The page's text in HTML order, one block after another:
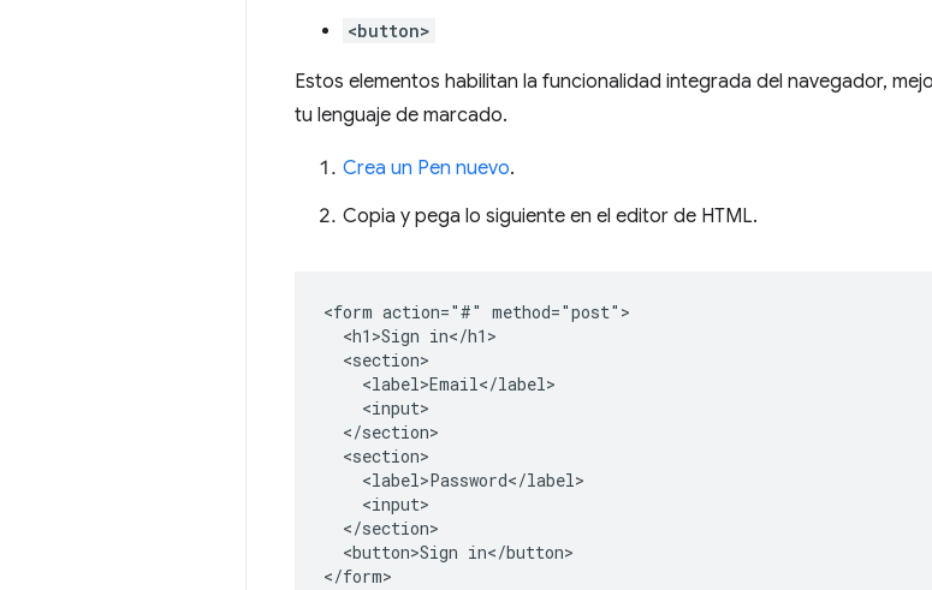
<button>
Estos elementos habilitan la funcionalidad integrada del navegador,
tu lenguaje de marcado.
Crea un Pen nuevo.
Copia y pega lo siguiente en el editor de HTML.
<form action="#" method="post">
  <h1>Sign in</h1>
  <section>
    <label>Email</label>
    <input>
  </section>
  <section>
    <label>Password</label>
    <input>
  </section>
  <button>Sign in</button>